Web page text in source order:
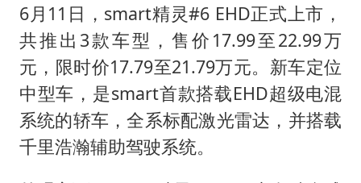
6月11日，smart精灵#6 EHD正式上市，
共推出3款车型，售价17.99至22.99万
元，限时价17.79至21.79万元。新车定位
中型车，是smart首款搭载EHD超级电混
系统的轿车，全系标配激光雷达，并搭载
千里浩瀚辅助驾驶系统。